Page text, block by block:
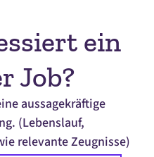
ein
Job?
aussagekräftige
(Lebenslauf,
relevante Zeugnisse)